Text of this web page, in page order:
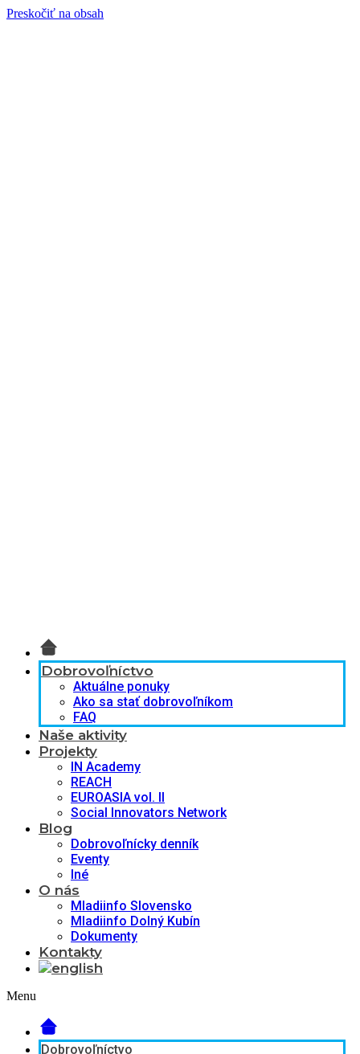
Preskočiť na obsah
Dobrovoľníctvo
Aktuálne ponuky
Ako sa stať dobrovoľníkom
FAQ
Naše aktivity
Projekty
IN Academy
REACH
EUROASIA vol. II
Social Innovators Network
Blog
Dobrovoľnícky denník
Eventy
Iné
O nás
Mladiinfo Slovensko
Mladiinfo Dolný Kubín
Dokumenty
Kontakty
Menu
Dobrovoľníctvo